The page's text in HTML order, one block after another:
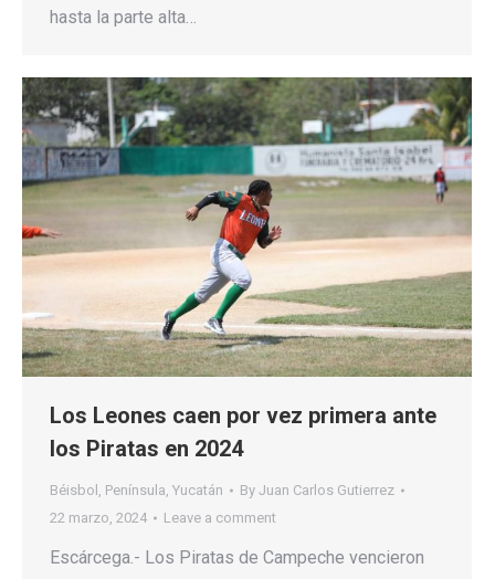
hasta la parte alta…
Los Leones caen por vez primera ante
los Piratas en 2024
Béisbol , Península, Yucatán By Juan Carlos Gutierrez
22 marzo, 2024
Leave a comment
Escárcega.- Los Piratas de Campeche vencieron